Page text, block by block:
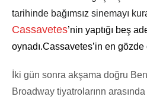
tarihinde bağımsız sinemayı
Cassavetes’nin yaptığı beş
oynadı.Cassavetes’in en
İki gün sonra akşama doğru
Broadway tiyatrolarınn arasında